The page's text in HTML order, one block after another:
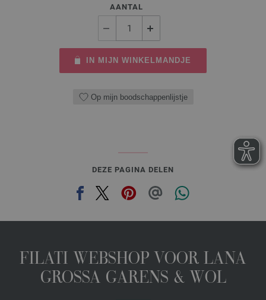
AANTAL
IN MIJN WINKELMANDJE
Op mijn boodschappenlijstje
DEZE PAGINA DELEN
FILATI WEBSHOP VOOR LANA
GROSSA GARENS & WOL